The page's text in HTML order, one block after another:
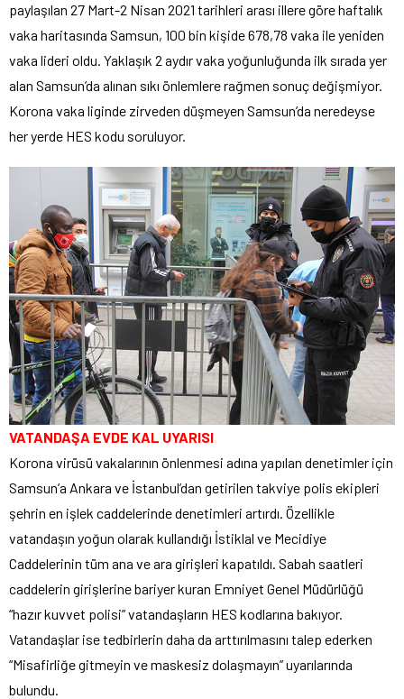
paylaşılan 27 Mart-2 Nisan 2021 tarihleri arası illere göre haftalık
vaka haritasında Samsun, 100 bin kişide 678,78 vaka ile yeniden
vaka lideri oldu. Yaklaşık 2 aydır vaka yoğunluğunda ilk sırada yer
alan Samsun’da alınan sıkı önlemlere rağmen sonuç değişmiyor.
Korona vaka liginde zirveden düşmeyen Samsun’da neredeyse
her yerde HES kodu soruluyor.
VATANDAŞA EVDE KAL UYARISI
Korona virüsü vakalarının önlenmesi adına yapılan denetimler için
Samsun’a Ankara ve İstanbul’dan getirilen takviye polis ekipleri
şehrin en işlek caddelerinde denetimleri artırdı. Özellikle
vatandaşın yoğun olarak kullandığı İstiklal ve Mecidiye
Caddelerinin tüm ana ve ara girişleri kapatıldı. Sabah saatleri
caddelerin girişlerine bariyer kuran Emniyet Genel Müdürlüğü
“hazır kuvvet polisi” vatandaşların HES kodlarına bakıyor.
Vatandaşlar ise tedbirlerin daha da arttırılmasını talep ederken
“Misafirliğe gitmeyin ve maskesiz dolaşmayın” uyarılarında
bulundu.